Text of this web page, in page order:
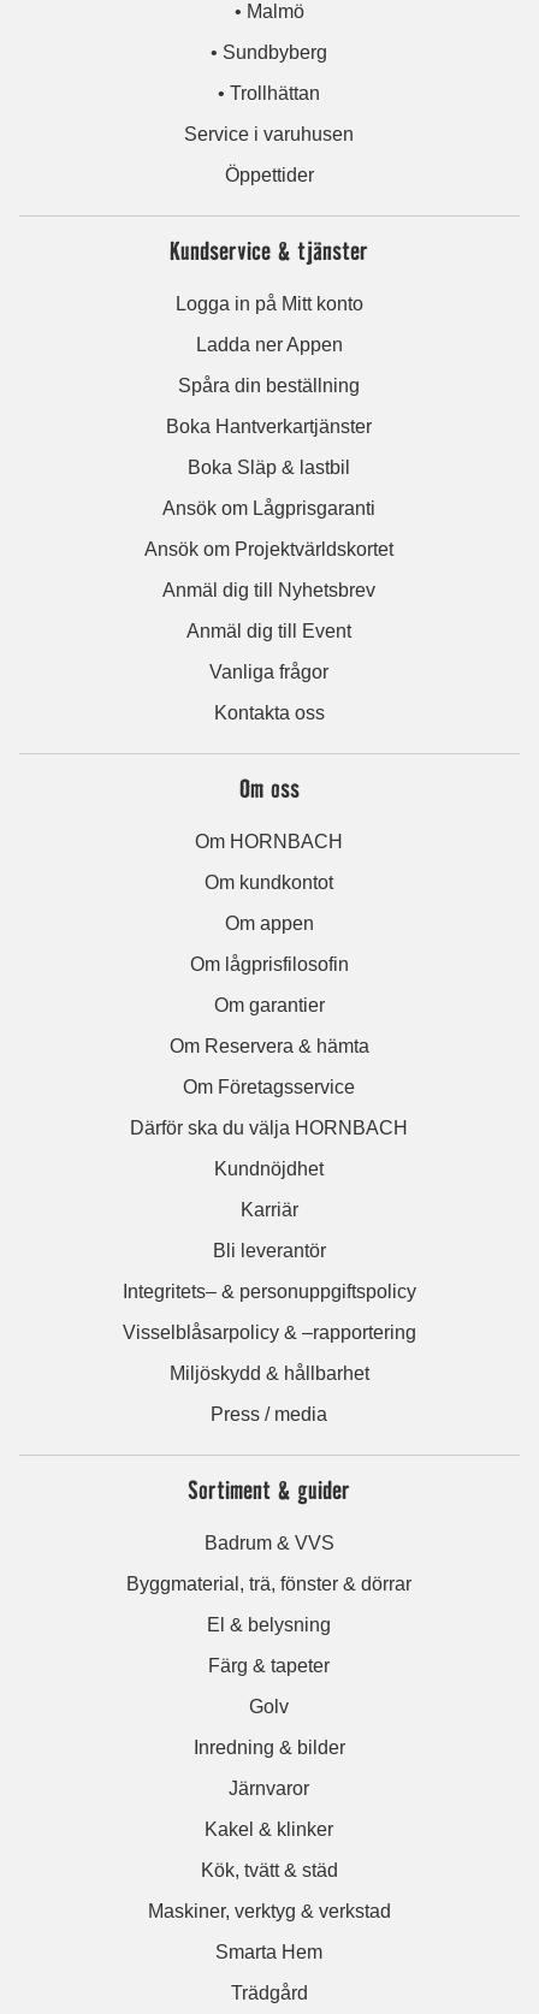
• Malmö
• Sundbyberg
• Trollhättan
Service i varuhusen
Öppettider
Kundservice & tjänster
Logga in på Mitt konto
Ladda ner Appen
Spåra din beställning
Boka Hantverkartjänster
Boka Släp & lastbil
Ansök om Lågprisgaranti
Ansök om Projektvärldskortet
Anmäl dig till Nyhetsbrev
Anmäl dig till Event
Vanliga frågor
Kontakta oss
Om oss
Om HORNBACH
Om kundkontot
Om appen
Om lågprisfilosofin
Om garantier
Om Reservera & hämta
Om Företagsservice
Därför ska du välja HORNBACH
Kundnöjdhet
Karriär
Bli leverantör
Integritets– & personuppgiftspolicy
Visselblåsarpolicy & –rapportering
Miljöskydd & hållbarhet
Press / media
Sortiment & guider
Badrum & VVS
Byggmaterial, trä, fönster & dörrar
El & belysning
Färg & tapeter
Golv
Inredning & bilder
Järnvaror
Kakel & klinker
Kök, tvätt & städ
Maskiner, verktyg & verkstad
Smarta Hem
Trädgård